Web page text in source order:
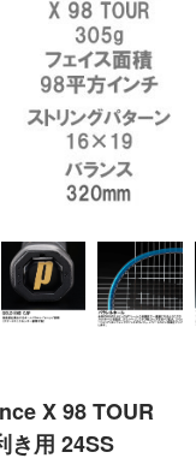
X 98 TOUR
き用 24SS